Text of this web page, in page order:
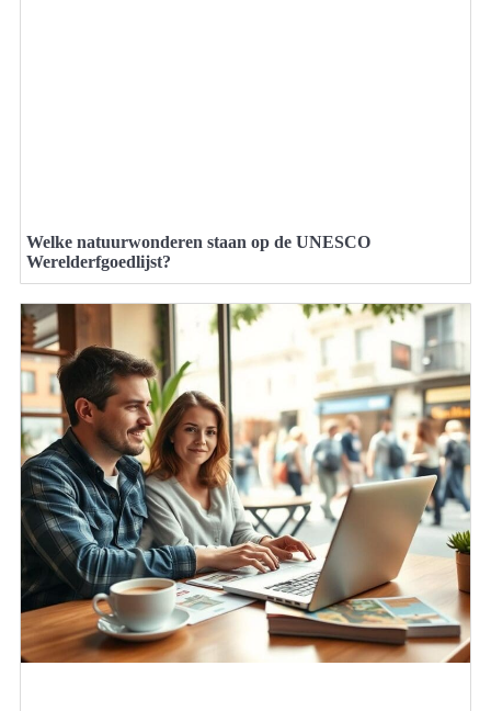
Welke natuurwonderen staan op de UNESCO
Werelderfgoedlijst?